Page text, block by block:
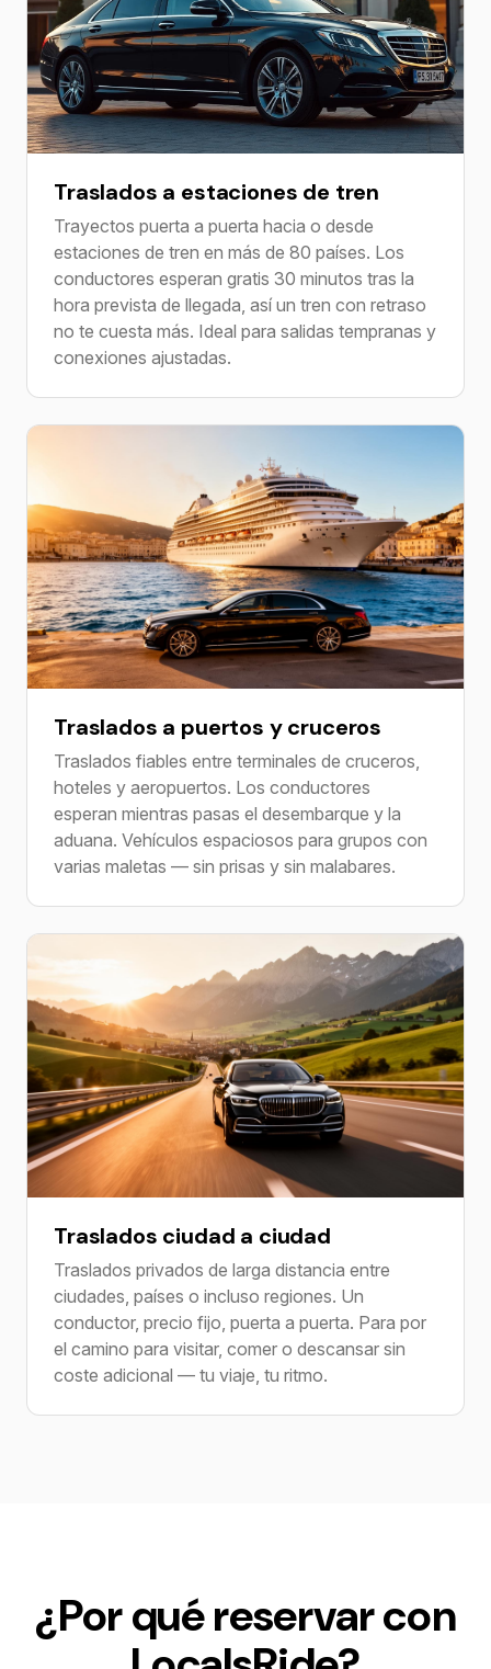
Traslados a estaciones de tren
Trayectos puerta a puerta hacia o desde
estaciones de tren en más de 80 países. Los
conductores esperan gratis 30 minutos tras la
hora prevista de llegada, así un tren con retraso
no te cuesta más. Ideal para salidas tempranas y
conexiones ajustadas.
Traslados a puertos y cruceros
Traslados fiables entre terminales de cruceros,
hoteles y aeropuertos. Los conductores
esperan mientras pasas el desembarque y la
aduana. Vehículos espaciosos para grupos con
varias maletas — sin prisas y sin malabares.
Traslados ciudad a ciudad
Traslados privados de larga distancia entre
ciudades, países o incluso regiones. Un
conductor, precio fijo, puerta a puerta. Para por
el camino para visitar, comer o descansar sin
coste adicional — tu viaje, tu ritmo.
¿Por qué reservar con